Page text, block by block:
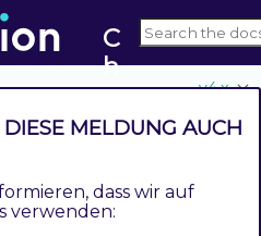
C
h
e
c
o
u
v4.x
MELDUNG AUCH
dass wir auf
verwenden: